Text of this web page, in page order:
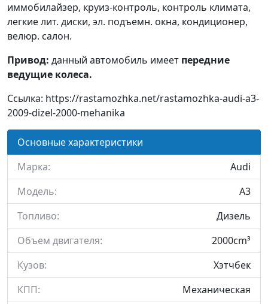
иммобилайзер, круиз-контроль, контроль климата,
легкие лит. диски, эл. подъемн. окна, кондиционер,
велюр. салон.
Привод: данный автомобиль имеет передние
ведущие колеса.
Ссылка: https://rastamozhka.net/rastamozhka-audi-a3-
2009-dizel-2000-mehanika
Основные характеристики
Марка:
Audi
Модель:
A3
Топливо:
Дизель
Объем двигателя:
2000cm³
Кузов:
Хэтчбек
КПП:
Механическая